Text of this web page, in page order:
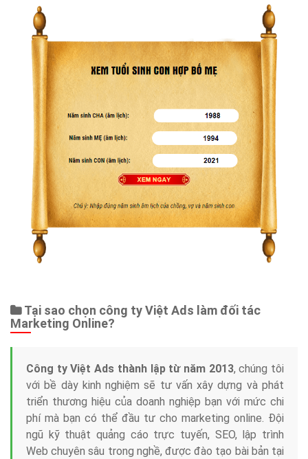
Tại sao chọn công ty Việt Ads làm đối tác
Marketing Online?
Công ty Việt Ads thành lập từ năm 2013, chúng tôi
với bề dày kinh nghiệm sẽ tư vấn xây dựng và phát
triển thương hiệu của doanh nghiệp bạn với mức chi
phí mà bạn có thể đầu tư cho marketing online. Đội
ngũ kỹ thuật quảng cáo trực tuyến, SEO, lập trình
Web chuyên sâu trong nghề, được đào tạo bài bản tại